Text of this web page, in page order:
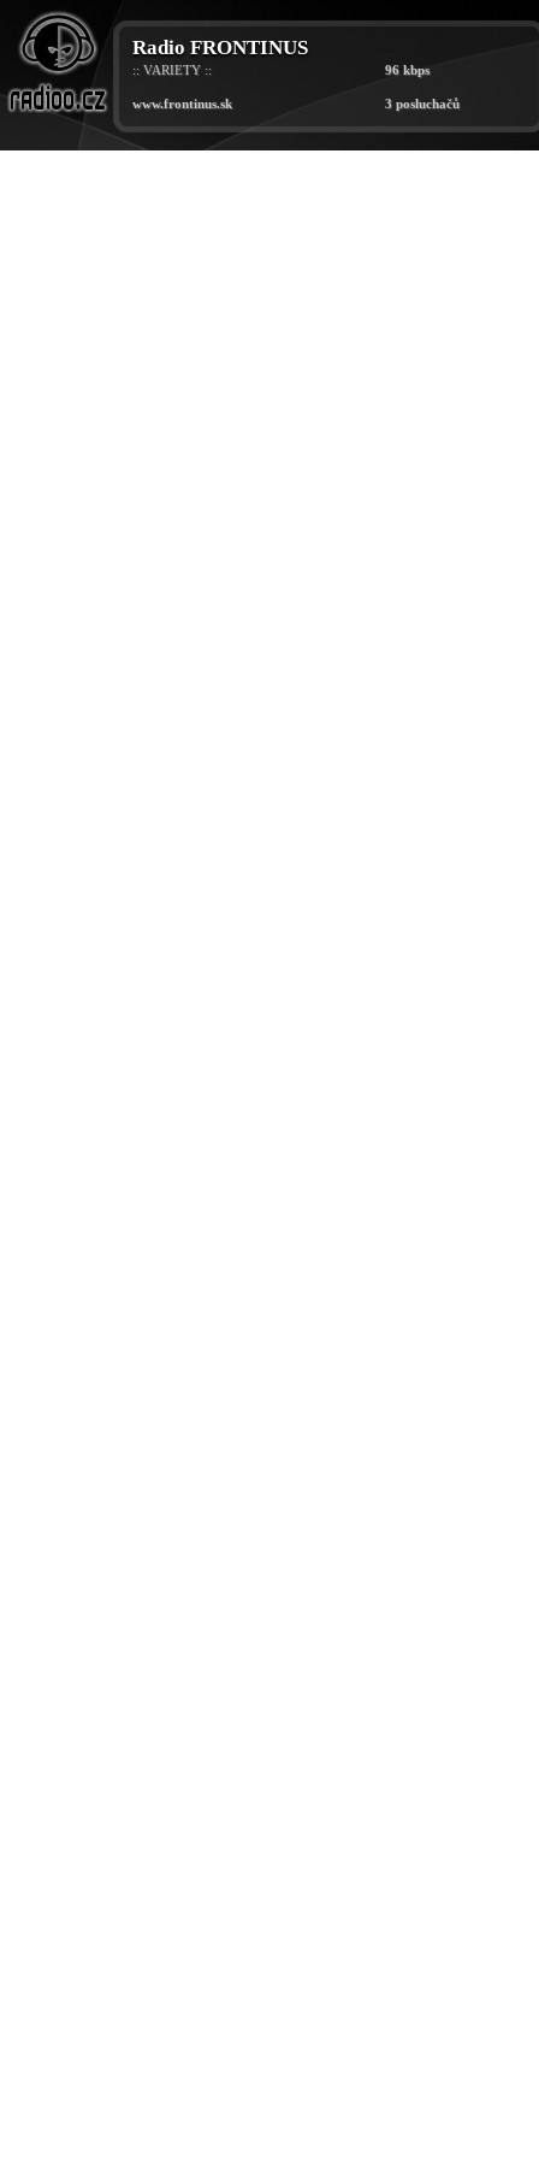
Radio FRONTINUS
:: VARIETY :: 96 kbps
3 posluchačů
www.frontinus.sk